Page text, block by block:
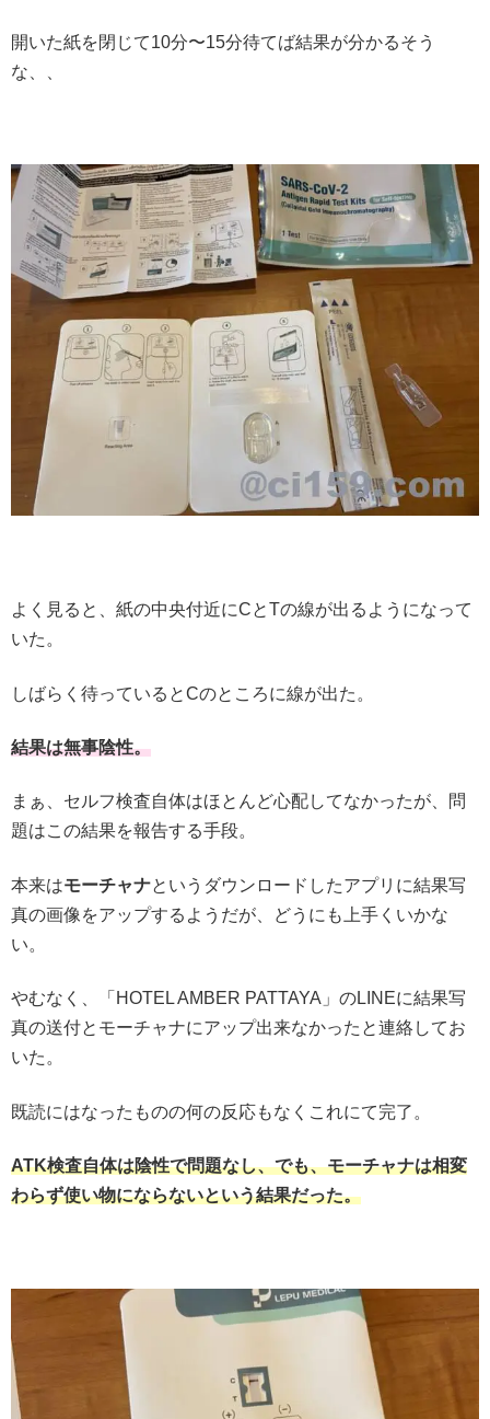
開いた紙を閉じて10分〜15分待てば結果が分かるそう
な、、
よく見ると、紙の中央付近にCとTの線が出るようになって
いた。
しばらく待っているとCのところに線が出た。
結果は無事陰性。
まぁ、セルフ検査自体はほとんど心配してなかったが、問
題はこの結果を報告する手段。
本来はモーチャナというダウンロードしたアプリに結果写
真の画像をアップするようだが、どうにも上手くいかな
い。
やむなく、「HOTEL AMBER PATTAYA」のLINEに結果写
真の送付とモーチャナにアップ出来なかったと連絡してお
いた。
既読にはなったものの何の反応もなくこれにて完了。
ATK検査自体は陰性で問題なし、でも、モーチャナは相変
わらず使い物にならないという結果だった。